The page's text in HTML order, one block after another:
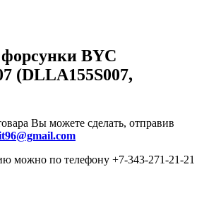
BYC
(DLLA155S007,
Вы можете сделать, отправив
можно по телефону +7-343-271-21-21